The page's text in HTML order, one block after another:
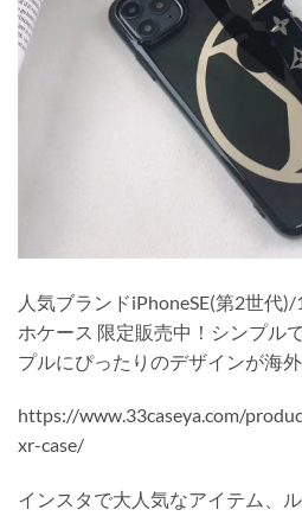
人気ブランドiPhoneSE(第2世代
ホケース 限定販売中！シンプル
プルにぴったりのデザインが海
https://www.33caseya.com/
xr-case/
インスタで大人気なアイテム、